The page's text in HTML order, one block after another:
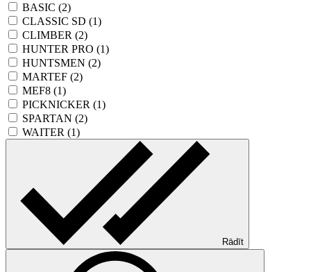
BASIC (2)
CLASSIC SD (1)
CLIMBER (2)
HUNTER PRO (1)
HUNTSMEN (2)
MARTEF (2)
MEF8 (1)
PICKNICKER (1)
SPARTAN (2)
WAITER (1)
Rādīt